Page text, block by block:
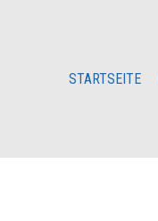
STARTSEITE